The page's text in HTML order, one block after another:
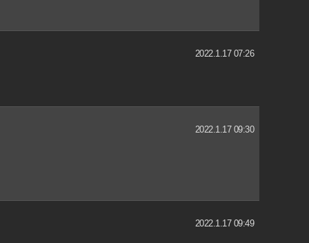
2022.1.17 07:26
2022.1.17 09:30
2022.1.17 09:49